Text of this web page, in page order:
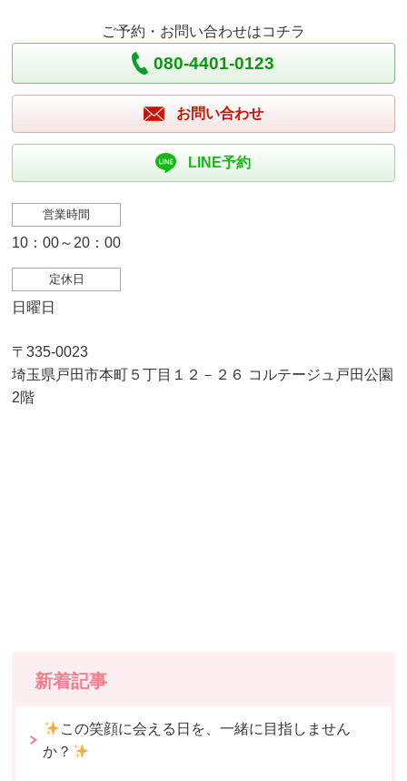
ご予約・お問い合わせはコチラ
080-4401-0123
お問い合わせ
LINE予約
営業時間
10：00～20：00
定休日
日曜日
〒335-0023
埼玉県戸田市本町５丁目１２－２６ コルテージュ戸田公園
2階
新着記事
この笑顔に会える日を、一緒に目指しません
か？